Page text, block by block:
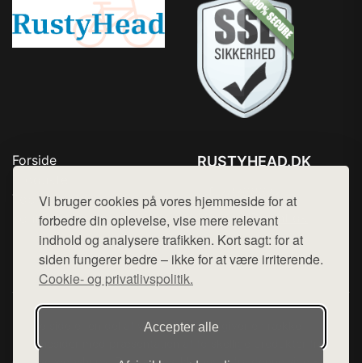
Vi bruger cookies på vores hjemmeside for at
forbedre din oplevelse, vise mere relevant
indhold og analysere trafikken. Kort sagt: for at
siden fungerer bedre – ikke for at være irriterende.
Cookie- og privatlivspolitik.
Accepter alle
Forside
Top Rabatter
Kontakt
RUSTYHEAD.DK
Mail: hej@want.dk
Cookie- og privatlivspolitik
Denne side er en del af want.dk, der udgiver en række
hjemmesider med præsentation af forskellige produkter fra